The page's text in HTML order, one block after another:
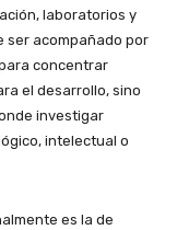
laboratorios y
ser acompañado por
concentrar
el desarrollo, sino
investigar
intelectual o
es la de